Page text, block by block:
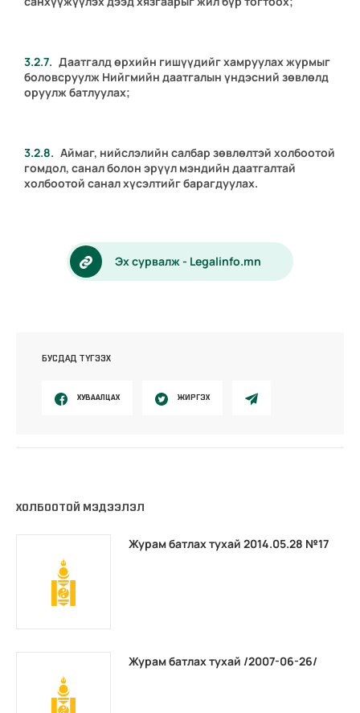
Даатгалд өрхийн гишүүдийг хамруулах журмыг
боловсруулж Нийгмийн даатгалын үндэсний зөвлөлд
оруулж батлуулах;
Аймаг, нийслэлийн салбар зөвлөлтэй холбоотой
гомдол, санал болон эрүүл мэндийн даатгалтай
холбоотой санал хүсэлтийг барагдуулах.
Эх сурвалж - Legalinfo.mn
БУСДАД ТҮГЭЭХ
ХУВААЛЦАХ ЖИРГЭХ
ХОЛБООТОЙ МЭДЭЭЛЭЛ
Журам батлах тухай 2014.05.28 №17
Журам батлах тухай /2007-06-26/